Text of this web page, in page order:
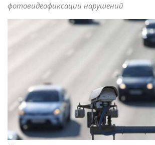
фотовидеофиксации нарушений